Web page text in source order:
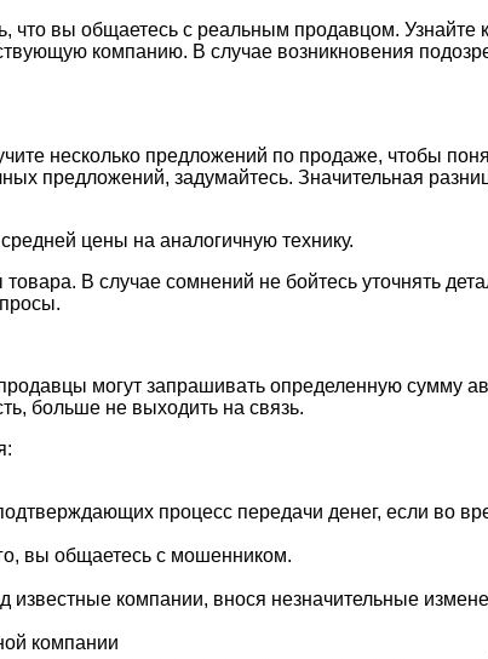
что вы общаетесь с реальным продавцом.
компанию. В случае возникновения
несколько предложений по продаже, чтобы
предложений, задумайтесь. Значительная
цены на аналогичную технику.
В случае сомнений не бойтесь уточнять
могут запрашивать определенную сумму
больше не выходить на связь.
процесс передачи денег, если во
вы общаетесь с мошенником.
известные компании, внося незначительные
компании